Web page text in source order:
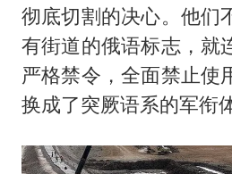
彻底切割的决心。他们
有街道的俄语标志，就
严格禁令，全面禁止使
换成了突厥语系的军衔